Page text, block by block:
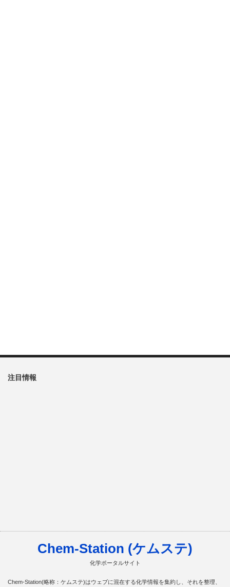
注目情報
Chem-Station (ケムステ)
化学ポータルサイト
Chem-Station(略称：ケムステ)はウェブに混在する化学情報を集約し、それを整理、